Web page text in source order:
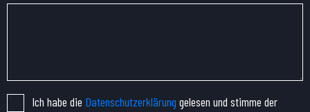
Ich habe die Datenschutzerklärung gelesen und stimme der